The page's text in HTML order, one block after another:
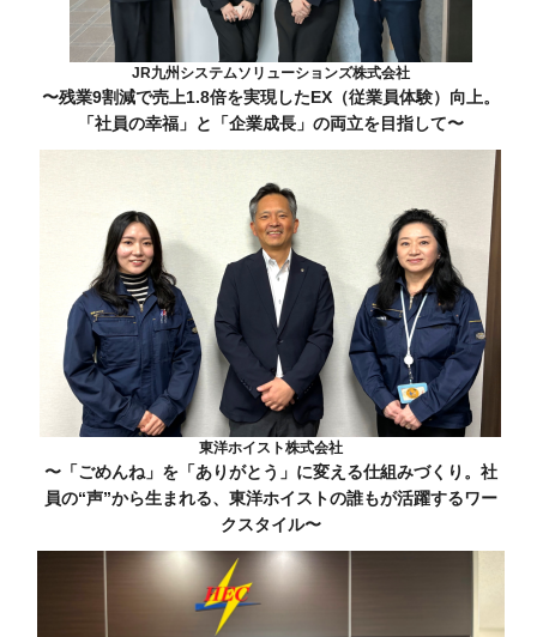
JR九州システムソリューションズ株式会社
〜残業9割減で売上1.8倍を実現したEX（従業員体験）向上。
「社員の幸福」と「企業成長」の両立を目指して〜
東洋ホイスト株式会社
〜「ごめんね」を「ありがとう」に変える仕組みづくり。社
員の“声”から生まれる、東洋ホイストの誰もが活躍するワー
クスタイル〜